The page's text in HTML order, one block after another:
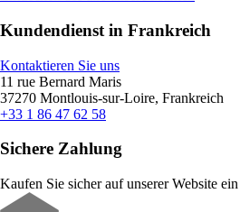
Kundendienst in Frankreich
Kontaktieren Sie uns
11 rue Bernard Maris
37270 Montlouis-sur-Loire, Frankreich
+33 1 86 47 62 58
Sichere Zahlung
Kaufen Sie sicher auf unserer Website ein